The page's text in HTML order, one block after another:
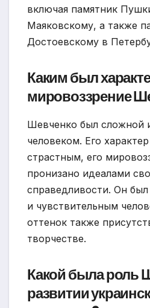
включая памятник
Маяковскому, а также
Достоевскому в
Каким был
мировоззрение
Шевченко был сложной
человеком. Его
страстным, его
пронизано идеалами
справедливости. Он
и чувствительным
оттенок также
творчестве.
Какой была роль
развитии